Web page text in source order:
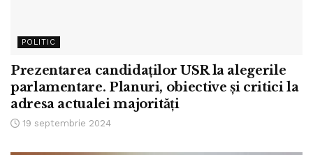
POLITIC
Prezentarea candidaților USR la alegerile
parlamentare. Planuri, obiective și critici la
adresa actualei majorități
19 septembrie 2024